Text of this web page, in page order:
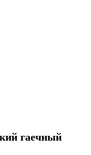
гаечный